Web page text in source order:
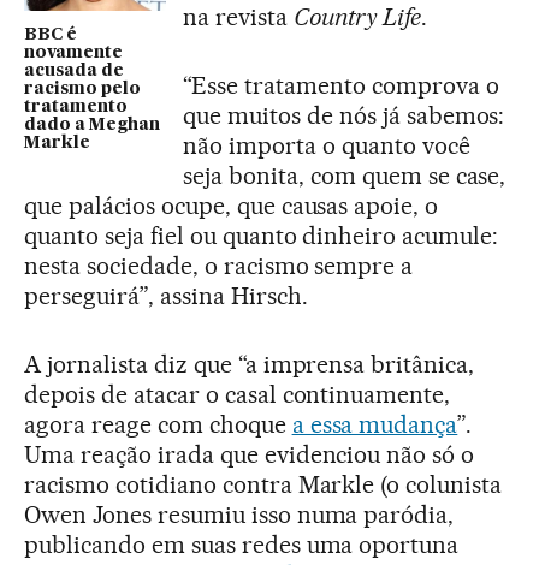
BBC é
novamente
acusada de
racismo pelo
tratamento
dado a Meghan
Markle
na revista Country Life.
“Esse tratamento comprova o
que muitos de nós já sabemos:
não importa o quanto você
seja bonita, com quem se case,
que palácios ocupe, que causas apoie, o
quanto seja fiel ou quanto dinheiro acumule:
nesta sociedade, o racismo sempre a
perseguirá”, assina Hirsch.
A jornalista diz que “a imprensa britânica,
depois de atacar o casal continuamente,
agora reage com choque a essa mudança”.
Uma reação irada que evidenciou não só o
racismo cotidiano contra Markle (o colunista
Owen Jones resumiu isso numa paródia,
publicando em suas redes uma oportuna